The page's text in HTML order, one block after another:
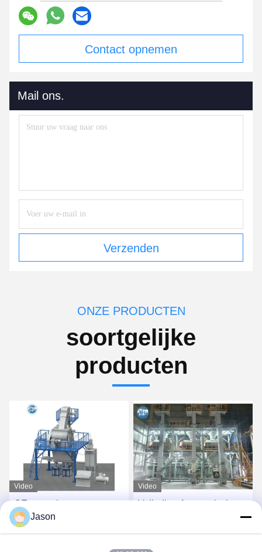
Contact opnemen
Mail ons.
Verzenden
ONZE PRODUCTEN
soortgelijke
producten
Video
CE-spanning aangepaste
droge mengsel poeder
mortel mengmachine
Video
Volledige Automatische
voor Tegelkleefstof en
Jason